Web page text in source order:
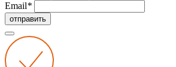
Email*
отправить